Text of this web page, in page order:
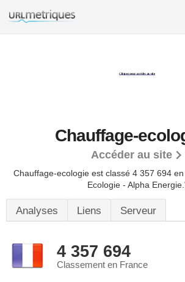
Chauffage-
Accéder au site
Chauffage-ecologie est classé 4 357 694 en
Ecologie - Alpha Energie.'
Analyses Liens Serveur
4 357 694
Classement en France